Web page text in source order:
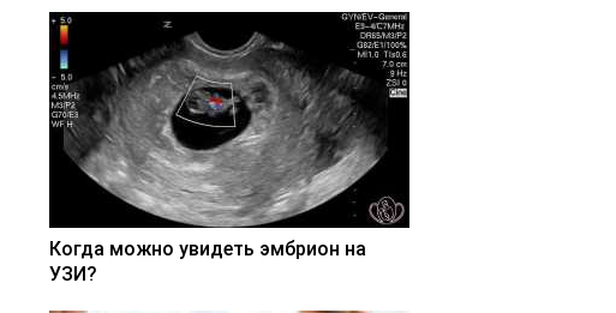
Когда можно увидеть эмбрион на
УЗИ?